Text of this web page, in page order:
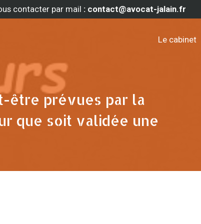
contacter par mail : contact@avocat-jalain.fr
Le cabinet
être prévues par la
que soit validée une